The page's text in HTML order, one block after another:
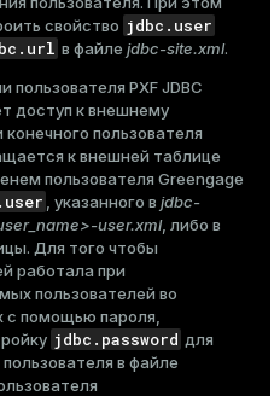
свойство jdbc.user
в файле jdbc-site.xml.
PXF JDBC
доступ к внешнему
пользователя
к внешней таблице
пользователя Greengage
, указанного в jdbc-
user.xml, либо в
Для того чтобы
работала при
пользователей во
помощью пароля,
jdbc.password для
в файле